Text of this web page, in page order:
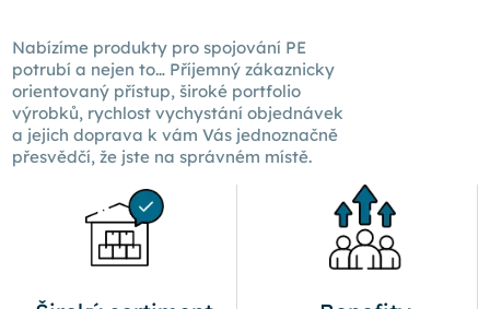
Nabízíme produkty pro spojování PE
potrubí a nejen to… Příjemný zákaznicky
orientovaný přístup, široké portfolio
výrobků, rychlost vychystání objednávek
a jejich doprava kvám Vás jednoznačně
přesvědčí, že jste na správném místě.